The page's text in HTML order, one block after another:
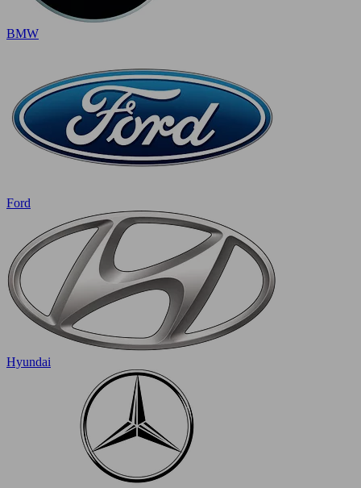
BMW
Ford
Hyundai